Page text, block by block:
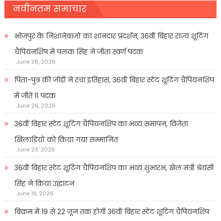
नवीनतम समाचार
भोजपुर के निशानेबाजों का शानदार प्रदर्शन, 36वीं बिहार राज्य शूटिंग
चैंपियनशिप में पलक सिंह ने जीता स्वर्ण पदक
June 26, 2026
पिता-पुत्र की जोड़ी ने रचा इतिहास, 36वीं बिहार स्टेट शूटिंग चैंपियनशिप
में जीते 11 पदक
June 26, 2026
36वीं बिहार स्टेट शूटिंग चैंपियनशिप का भव्य समापन, विजेता
खिलाडिय़ों को किया गया सम्मानित
June 23, 2026
36वीं बिहार स्टेट शूटिंग चैंपियनशिप का भव्य शुभारंभ, खेल मंत्री श्रेयसी
सिंह ने किया उद्घाटन
June 19, 2026
बिक्रम में 19 से 22 जून तक होगी 36वीं बिहार स्टेट शूटिंग चैंपियनशिप